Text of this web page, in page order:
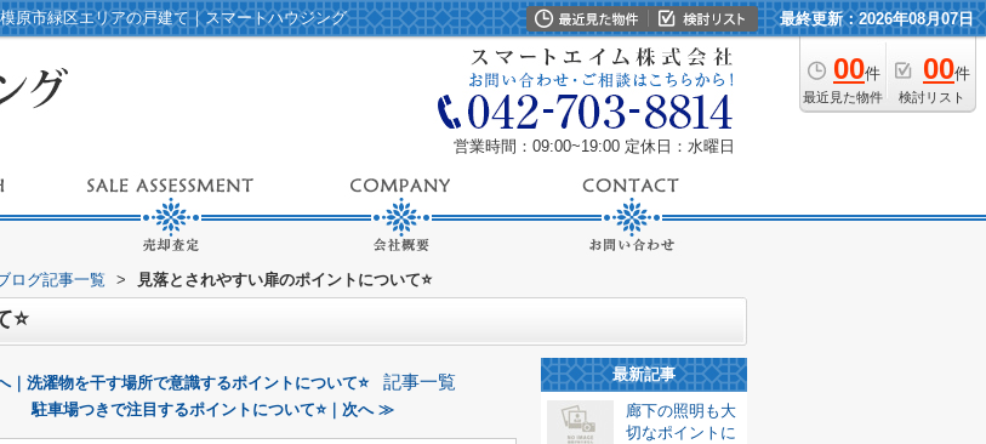
原市緑区エリアの戸建て｜スマートハウジング 最終更新：2026年08月07日
00件
最近見た物件
00件
検討リスト
営業時間：09:00~19:00 定休日：水曜日
ログ記事一覧 > 見落とされやすい扉のポイントについて⭐️
⭐️
｜洗濯物を干す場所で意識するポイントについて⭐️ 記事一覧
駐車場つきで注目するポイントについて⭐️｜次へ ≫
最新記事
廊下の照明も大
切なポイントに